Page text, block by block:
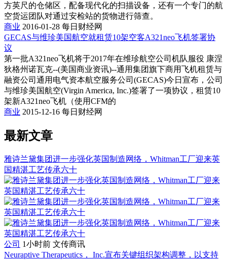
方英尺的仓储区，配备现代化的扫描设备，还有一个专门的航
空货运团队对通过安检站的货物进行筛查。
商业 2016-01-28 每日财经网
GECAS与维珍美国航空就租赁10架空客A321neo飞机签署协
议
第一批A321neo飞机将于2017年在维珍航空公司机队服役 康涅
狄格州诺瓦克--(美国商业资讯)--通用集团旗下商用飞机租赁与
融资公司通用电气资本航空服务公司(GECAS)今日宣布，公司
与维珍美国航空(Virgin America, Inc.)签署了一项协议，租赁10
架新A321neo飞机（使用CFM的
商业 2015-12-16 每日财经网
最新文章
雅诗兰黛集团进一步强化英国制造网络，Whitman工厂迎来英
国精湛工艺传承六十
公司 1小时前 文传商讯
Neuraptive Therapeutics， Inc.宣布关键组织架构调整，以支持